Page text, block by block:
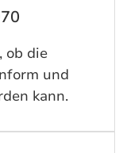
ob die
und
kann.